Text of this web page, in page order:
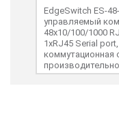
EdgeSwitch ES-
управляемый
48x10/100/1000
1xRJ45 Serial
коммутационная
PoE+, Passive